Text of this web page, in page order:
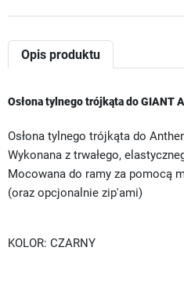
Opis produktu
Osłona tylnego trójkąta do GIANT
Osłona tylnego trójkąta do
Wykonana z trwałego,
Mocowana do ramy za pomocą
(oraz opcjonalnie zip'ami)
KOLOR: CZARNY